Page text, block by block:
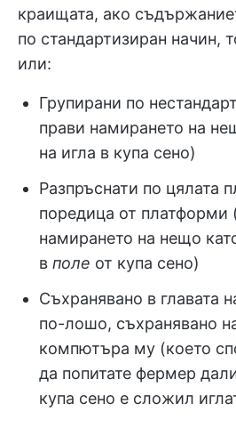
краищата, ако
по стандартизиран начин,
или:
Групирани по
прави намирането на
на игла в купа сено)
Разпръснати по цялата
поредица от платформи
намирането на нещо
в поле от купа сено)
Съхранявано в главата
по-лошо, съхранявано
компютъра му (което
да попитате фермер
купа сено е сложил